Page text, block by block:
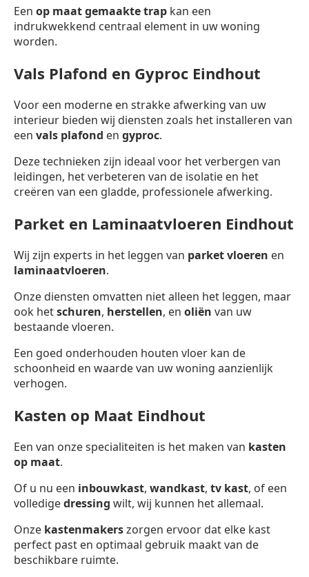
Een op maat gemaakte trap kan een
indrukwekkend centraal element in uw woning
worden.
Vals Plafond en Gyproc Eindhout
Voor een moderne en strakke afwerking van uw
interieur bieden wij diensten zoals het installeren van
een vals plafond en gyproc.
Deze technieken zijn ideaal voor het verbergen van
leidingen, het verbeteren van de isolatie en het
creëren van een gladde, professionele afwerking.
Parket en Laminaatvloeren Eindhout
Wij zijn experts in het leggen van parket vloeren en
laminaatvloeren.
Onze diensten omvatten niet alleen het leggen, maar
ook hetschuren, herstellen, en oliën van uw
bestaande vloeren.
Een goed onderhouden houten vloer kan de
schoonheid en waarde van uw woning aanzienlijk
verhogen.
Kasten op Maat Eindhout
Een van onze specialiteiten is het maken van kasten
op maat.
Of u nu een inbouwkast, wandkast, tv kast, of een
volledigedressing wilt, wij kunnen het allemaal.
Onze kastenmakerszorgen ervoor dat elke kast
perfect past en optimaal gebruik maakt van de
beschikbare ruimte.